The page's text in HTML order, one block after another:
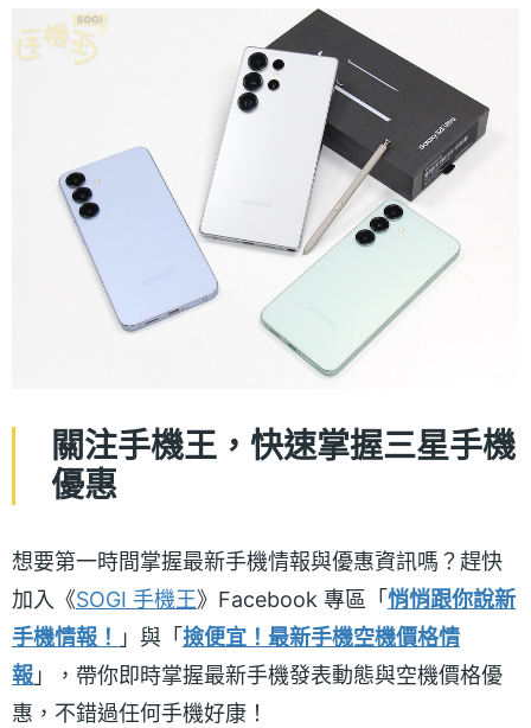
關注手機王，快速掌握三星手機
優惠
想要第一時間掌握最新手機情報與優惠資訊嗎？趕快
加入《SOGI 手機王》Facebook 專區「 悄悄跟你說新
手機情報！ 」與「 撿便宜！最新手機空機價格情
報 」，帶你即時掌握最新手機發表動態與空機價格優
惠，不錯過任何手機好康！